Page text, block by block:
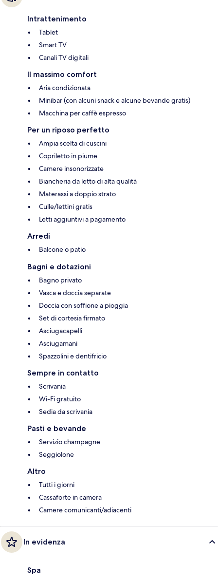
Intrattenimento
Tablet
Smart TV
Canali TV digitali
Il massimo comfort
Aria condizionata
Minibar (con alcuni snack e alcune bevande gratis)
Macchina per caffè espresso
Per un riposo perfetto
Ampia scelta di cuscini
Copriletto in piume
Camere insonorizzate
Biancheria da letto di alta qualità
Materassi a doppio strato
Culle/lettini gratis
Letti aggiuntivi a pagamento
Arredi
Balcone o patio
Bagni e dotazioni
Bagno privato
Vasca e doccia separate
Doccia con soffione a pioggia
Set di cortesia firmato
Asciugacapelli
Asciugamani
Spazzolini e dentifricio
Sempre in contatto
Scrivania
Wi-Fi gratuito
Sedia da scrivania
Pasti e bevande
Servizio champagne
Seggiolone
Altro
Tutti i giorni
Cassaforte in camera
Camere comunicanti/adiacenti
In evidenza
Spa